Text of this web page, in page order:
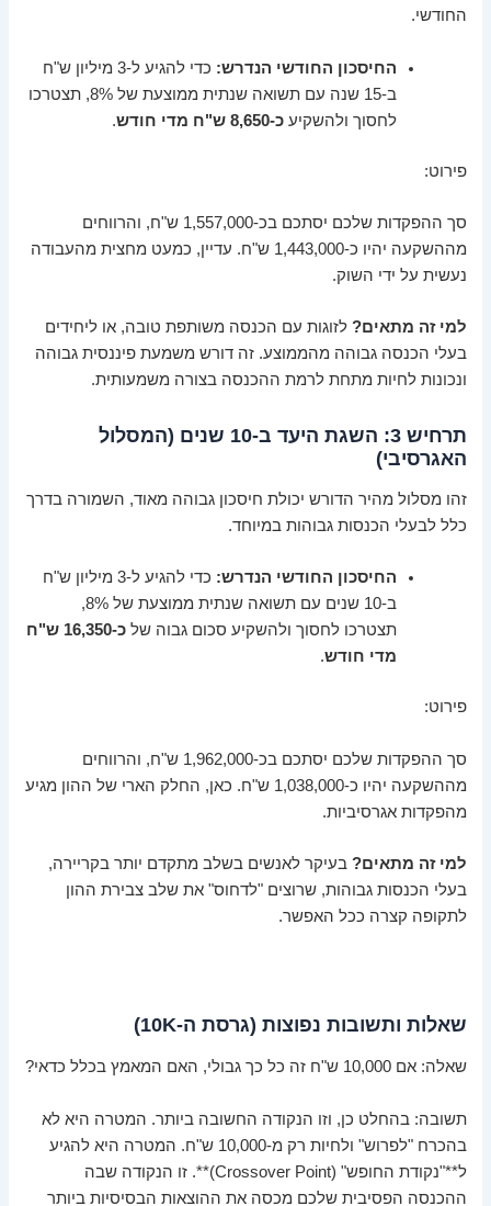
החודשי.
החיסכון החודשי הנדרש:
כדי להגיע ל-3 מיליון ש"ח
ב-15 שנה עם תשואה שנתית ממוצעת של 8%, תצטרכו
לחסוך ולהשקיעכ-8,650 ש"ח מדי חודש .
פירוט:
סך ההפקדות שלכם יסתכם בכ-1,557,000 ש"ח, והרווחים
מההשקעה יהיו כ-1,443,000 ש"ח. עדיין, כמעט מחצית מהעבודה
נעשית על ידי השוק.
למי זה מתאים? לזוגות עם הכנסה משותפת טובה, או ליחידים
בעלי הכנסה גבוהה מהממוצע. זה דורש משמעת פיננסית גבוהה
ונכונות לחיות מתחת לרמת ההכנסה בצורה משמעותית.
תרחיש 3: השגת היעד ב-10 שנים (המסלול
האגרסיבי)
זהו מסלול מהיר הדורש יכולת חיסכון גבוהה מאוד, השמורה בדרך
כלל לבעלי הכנסות גבוהות במיוחד.
החיסכון החודשי הנדרש:
כדי להגיע ל-3 מיליון ש"ח
ב-10 שנים עם תשואה שנתית ממוצעת של 8%,
תצטרכו לחסוך ולהשקיע סכום גבוה של
כ-16,350 ש"ח
מדי חודש.
פירוט:
סך ההפקדות שלכם יסתכם בכ-1,962,000 ש"ח, והרווחים
מההשקעה יהיו כ-1,038,000 ש"ח. כאן, החלק הארי של ההון מגיע
מהפקדות אגרסיביות.
למי זה מתאים? בעיקר לאנשים בשלב מתקדם יותר בקריירה,
בעלי הכנסות גבוהות, שרוצים "לדחוס" את שלב צבירת ההון
לתקופה קצרה ככל האפשר.
שאלות ותשובות נפוצות (גרסת ה-10K)
שאלה: אם 10,000 ש"ח זה כל כך גבולי, האם המאמץ בכלל כדאי?
תשובה: בהחלט כן, וזו הנקודה החשובה ביותר. המטרה היא לא
בהכרח "לפרוש" ולחיות רק מ-10,000 ש"ח. המטרה היא להגיע
ל**"נקודת החופש" (Crossover Point)**. זו הנקודה שבה
ההכנסה הפסיבית שלכם מכסה את ההוצאות הבסיסיות ביותר